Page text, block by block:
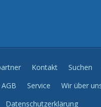
Kontakt Suchen
AGB Service Wir über
Datenschutzerklärung